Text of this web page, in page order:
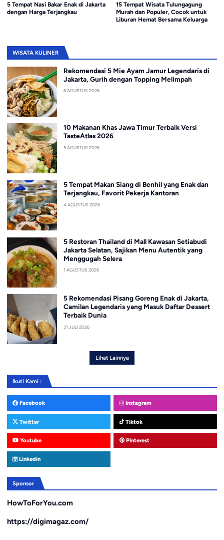
5 Tempat Nasi Bakar Enak di Jakarta
dengan Harga Terjangkau
15 Tempat Wisata Tulungagung
Murah dan Populer, Cocok untuk
Liburan Hemat Bersama Keluarga
WISATA KULINER
Rekomendasi 5 Mie Ayam Jamur Legendaris di
Jakarta, Gurih dengan Topping Melimpah
6 AGUSTUS 2026
10 Makanan Khas Jawa Timur Terbaik Versi
TasteAtlas 2026
5 AGUSTUS 2026
5 Tempat Makan Siang di Benhil yang Enak dan
Terjangkau, Favorit Pekerja Kantoran
4 AGUSTUS 2026
5 Restoran Thailand di Mall Kawasan Setiabudi
Jakarta Selatan, Sajikan Menu Autentik yang
Menggugah Selera
1 AGUSTUS 2026
5 Rekomendasi Pisang Goreng Enak di Jakarta,
Camilan Legendaris yang Masuk Daftar Dessert
Terbaik Dunia
31 JULI 2026
Lihat Lainnya
Ikuti Kami :
Facebook Instagram
Twitter Tiktok
Youtube Pinterest
Linkedin
Sponsor
HowToForYou.com
https://digimagaz.com/